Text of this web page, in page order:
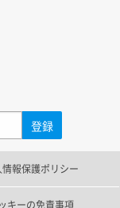
報保護ポリシー
キーの免責事項